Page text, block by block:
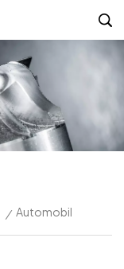
/ Automobil